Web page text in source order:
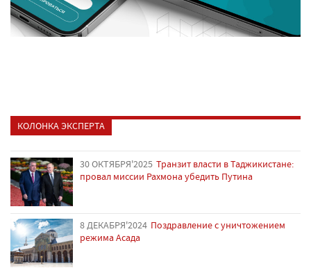
КОЛОНКА ЭКСПЕРТА
30 ОКТЯБРЯ'2025 Транзит власти в Таджикистане:
провал миссии Рахмона убедить Путина
8 ДЕКАБРЯ'2024 Поздравление с уничтожением
режима Асада